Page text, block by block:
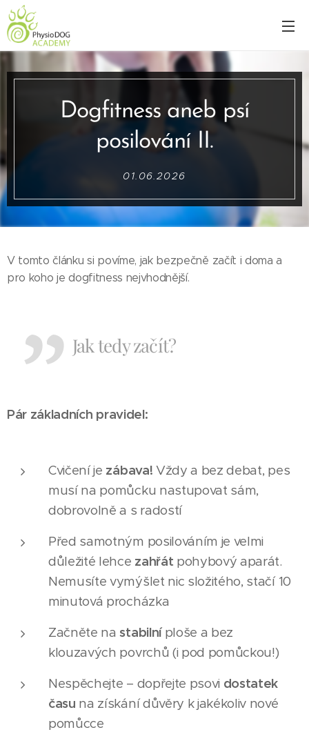
Dogfitness aneb psí
posilování II.
01.06.2026
V tomto článku si povíme, jak bezpečně začít i doma a
pro koho je dogfitness nejvhodnější.
Jak tedy začít?
Pár základních pravidel:
Cvičení je zábava! Vždy a bez debat, pes
musí na pomůcku nastupovat sám,
dobrovolně a s radostí
Před samotným posilováním je velmi
důležité lehce zahřát pohybový aparát.
Nemusíte vymýšlet nic složitého, stačí 10
minutová procházka
Začněte nastabilníploše a bez
klouzavých povrchů (i pod pomůckou!)
Nespěchejte – dopřejte psovi dostatek
času na získání důvěry k jakékoliv nové
pomůcce